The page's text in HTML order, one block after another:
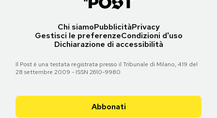
Chi siamoPubblicitàPrivacy
Gestisci le preferenzeCondizioni d'uso
Dichiarazione di accessibilità
Il Post è una testata registrata presso il Tribunale di Milano, 419 del
28 settembre 2009 - ISSN 2610-9980
Abbonati